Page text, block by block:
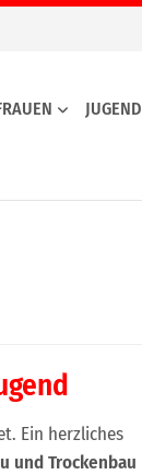
JUGEND
Ein herzliches
und Trockenbau